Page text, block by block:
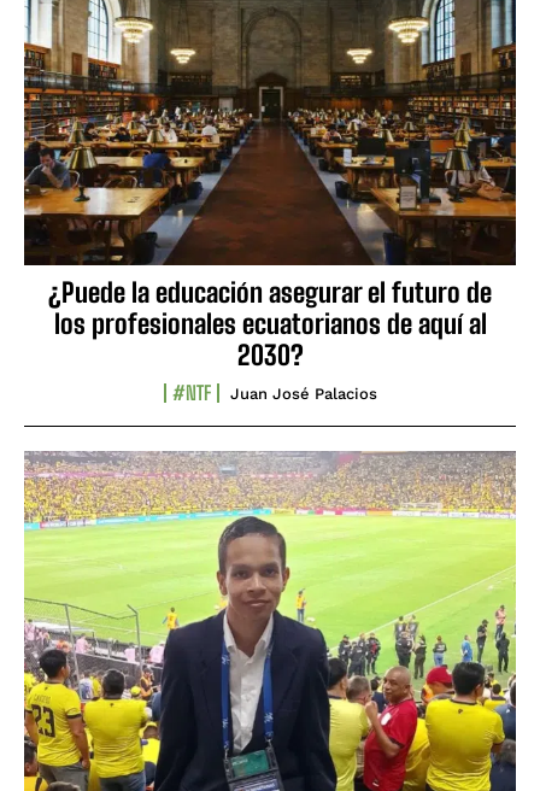
¿Puede la educación asegurar el futuro de
los profesionales ecuatorianos de aquí al
2030?
#NTF Juan José Palacios